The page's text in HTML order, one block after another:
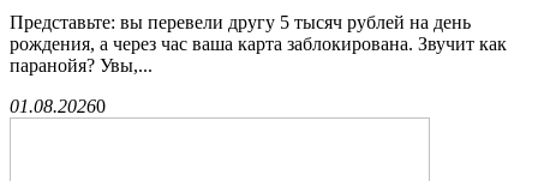
Представьте: вы перевели другу 5 тысяч рублей на день
рождения, а через час ваша карта заблокирована. Звучит как
паранойя? Увы,...
01.08.20260